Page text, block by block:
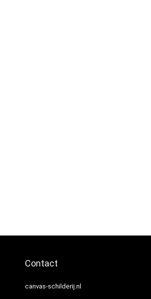
Contact
canvas-schilderij.nl